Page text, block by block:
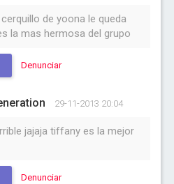
de yoona le queda
la mas hermosa del grupo
Denunciar
29-11-2013 20:04
jajaja tiffany es la mejor
Denunciar